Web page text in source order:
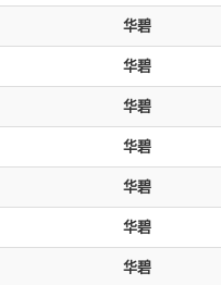
华碧
华碧
华碧
华碧
华碧
华碧
华碧